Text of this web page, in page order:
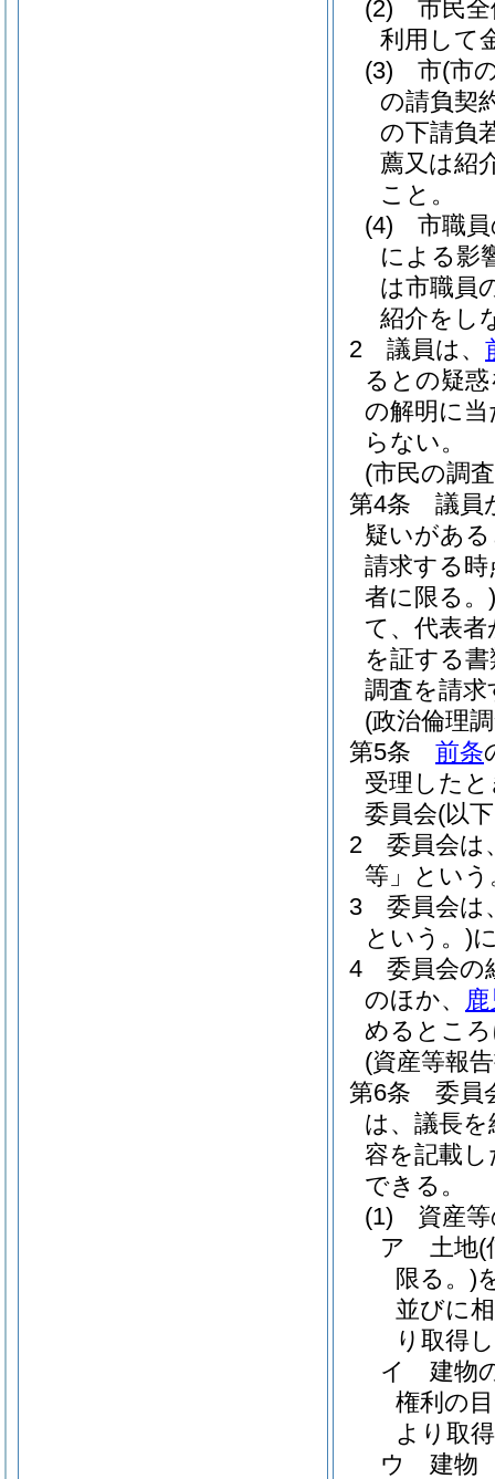
(2)
市民
利用して
(3)
市(市
の請負契
の下請負
薦又は紹
こと。
(4)
市職
による影
は市職員
紹介をし
2
議員は、
るとの疑
の解明に
らない。
(市民の調
第4条
議員
疑いがあ
請求する
者に限る。)
て、代表
を証する
調査を請
(政治倫理
第5条
前条
受理した
委員会(以
2
委員会は
等」という
3
委員会は
という。)
4
委員会の
のほか、
めるとこ
(資産等報
第6条
委員
は、議長
容を記載
できる。
(1)
資産
ア
土地(
限る。)
並びに
り取得
イ
建物
権利の
より取
ウ
建物